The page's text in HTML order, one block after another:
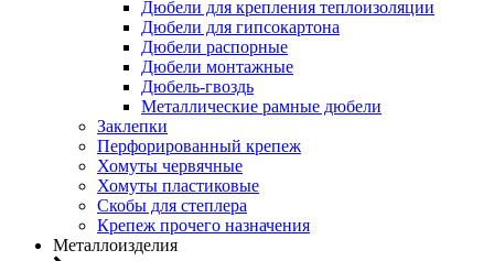
Дюбели для крепления теплоизоляции
Дюбели для гипсокартона
Дюбели распорные
Дюбели монтажные
Дюбель-гвоздь
Металлические рамные дюбели
Заклепки
Перфорированный крепеж
Хомуты червячные
Хомуты пластиковые
Скобы для степлера
Крепеж прочего назначения
Металлоизделия